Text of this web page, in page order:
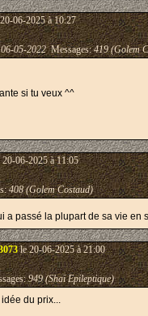
06-2025 à 10:27
06-05-2022Messages:419 (Golem
si tu veux ^^
06-2025 à 11:05
408 (Golem Costaud)
a passé la plupart de sa vie
le 20-06-2025 à 21:00
949 (Shaï Epileptique)
du prix...